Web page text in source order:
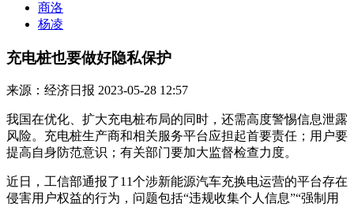
商洛
杨凌
充电桩也要做好隐私保护
来源：经济日报 2023-05-28 12:57
我国在优化、扩大充电桩布局的同时，还需高度警惕信息泄露
风险。充电桩生产商和相关服务平台应担起首要责任；用户要
提高自身防范意识；有关部门要加大监督检查力度。
近日，工信部通报了11个涉新能源汽车充换电运营的平台存在
侵害用户权益的行为，问题包括“违规收集个人信息”“强制用